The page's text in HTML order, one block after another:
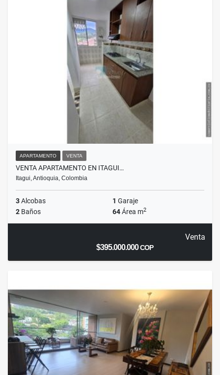
APARTAMENTO VENTA
VENTA APARTAMENTO EN ITAGUI…
Itagui, Antioquia, Colombia
3Alcobas 1 Garaje
2 Baños 64Área m2
Venta
$395.000.000COP